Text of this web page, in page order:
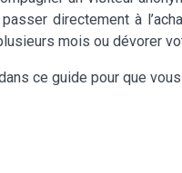
directement à
mois ou dévorer
ce guide pour que